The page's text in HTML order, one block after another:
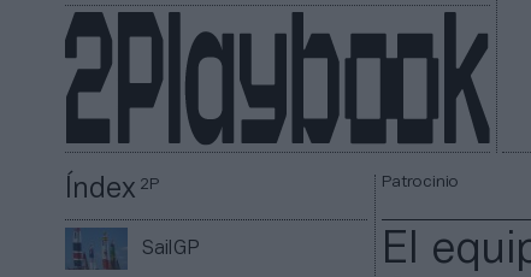
Índex2P
SailGP
Patrocinio
El